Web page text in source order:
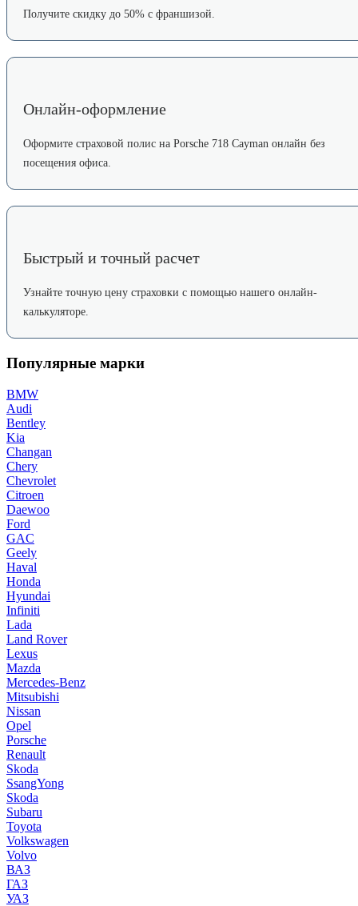
Получите скидку до 50% с франшизой.
Онлайн-оформление
Оформите страховой полис на Porsche 718 Cayman онлайн без
посещения офиса.
Быстрый и точный расчет
Узнайте точную цену страховки с помощью нашего онлайн-
калькуляторе.
Популярные марки
BMW
Audi
Bentley
Kia
Changan
Chery
Chevrolet
Citroen
Daewoo
Ford
GAC
Geely
Haval
Honda
Hyundai
Infiniti
Lada
Land Rover
Lexus
Mazda
Mercedes-Benz
Mitsubishi
Nissan
Opel
Porsche
Renault
Skoda
SsangYong
Skoda
Subaru
Toyota
Volkswagen
Volvo
ВАЗ
ГАЗ
УАЗ